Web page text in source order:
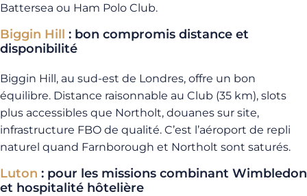
Battersea ou Ham Polo Club.
Biggin Hill : bon compromis distance et
disponibilité
Biggin Hill, au sud-est de Londres, offre un bon
équilibre. Distance raisonnable au Club (35 km), slots
plus accessibles que Northolt, douanes sur site,
infrastructure FBO de qualité. C’est l’aéroport de repli
naturel quand Farnborough et Northolt sont saturés.
Luton : pour les missions combinant Wimbledon
et hospitalité hôtelière